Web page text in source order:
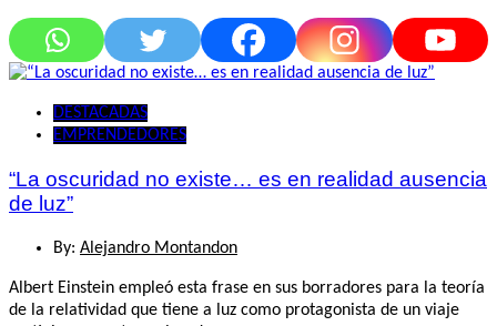
DESTACADAS
EMPRENDEDORES
“La oscuridad no existe… es en realidad ausencia
de luz”
By: Alejandro Montandon
Albert Einstein empleó esta frase en sus borradores para la teoría
de la relatividad que tiene a luz como protagonista de un viaje